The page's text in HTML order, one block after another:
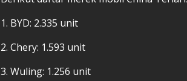
1. BYD: 2.335 unit
2. Chery: 1.593 unit
3. Wuling: 1.256 unit